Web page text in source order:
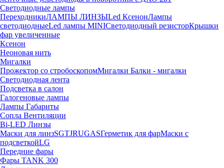
Светодиодные лампы
ПереходникиЛАМПЫ ЛИНЗЫLed КсенонЛампы
светодиодныеLed лампы MINIСветодиодный резисторКрышки
фар увеличенные
Ксенон
Неоновая нить
Мигалки
Прожектор со стробоскопомМигалки Балки - мигалки
Светодиодная лента
Подсветка в салон
Галогеновые лампы
Лампы Габариты
Сопла Вентиляции
Bi-LED Линзы
Маски для линзSGTJRUGASГерметик для фарМаски с
подсветкойLG
Передние фары
Фары TANK 300